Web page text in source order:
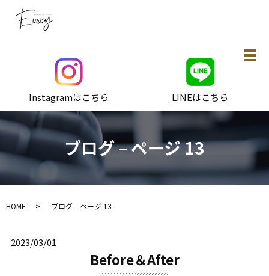
Instagramはこちら LINEはこちら
メ
ブログ – ページ 13
HOME ブログ – ページ 13
2023/03/01
Before＆After